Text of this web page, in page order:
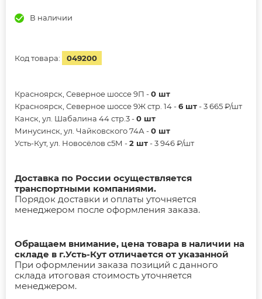
В наличии
Код товара: 049200
Красноярск, Северное шоссе 9П -0 шт
Красноярск, Северное шоссе 9Ж стр. 14 -6 шт- 3 665 ₽/шт
Канск, ул. Шабалина 44 стр.3 -0 шт
Минусинск, ул. Чайковского 74А -0 шт
Усть-Кут, ул. Новосёлов с5М -2 шт- 3 946 ₽/шт
Доставка по России осуществляется
транспортными компаниями.
Порядок доставки и оплаты уточняется
менеджером после оформления заказа.
Обращаем внимание, цена товара в наличии на
складе в г.Усть-Кут отличается от указанной
При оформлении заказа позиций с данного
склада итоговая стоимость уточняется
менеджером.